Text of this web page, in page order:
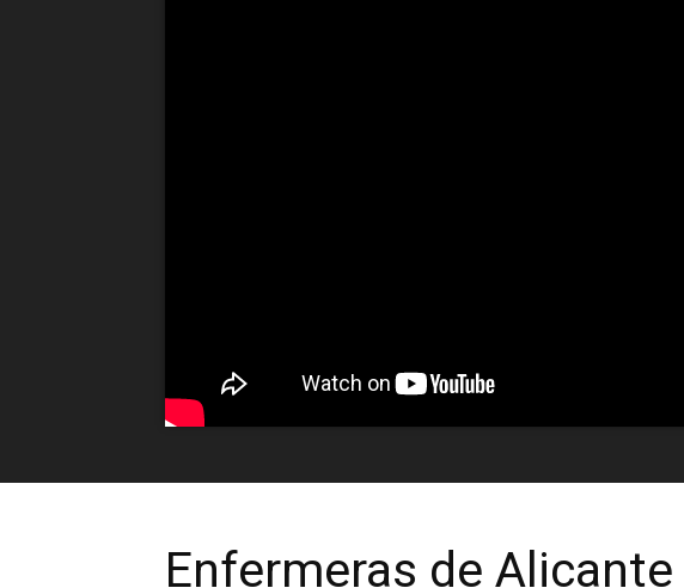
Enfermeras de